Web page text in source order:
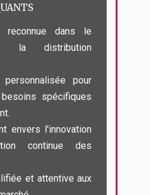
dans le
la distribution
pour
spécifiques
envers l'innovation
continue des
et attentive aux